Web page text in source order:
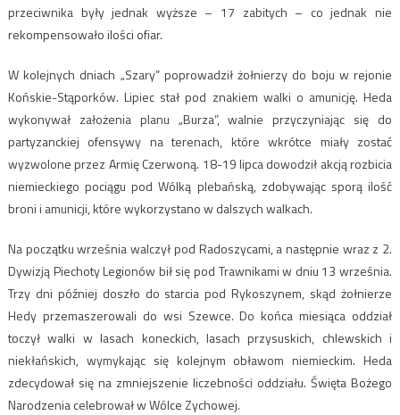
przeciwnika były jednak wyższe – 17 zabitych – co jednak nie
rekompensowało ilości ofiar.
W kolejnych dniach „Szary” poprowadził żołnierzy do boju w rejonie
Końskie-Stąporków. Lipiec stał pod znakiem walki o amunicję. Heda
wykonywał założenia planu „Burza”, walnie przyczyniając się do
partyzanckiej ofensywy na terenach, które wkrótce miały zostać
wyzwolone przez Armię Czerwoną. 18-19 lipca dowodził akcją rozbicia
niemieckiego pociągu pod Wólką plebańską, zdobywając sporą ilość
broni i amunicji, które wykorzystano w dalszych walkach.
Na początku września walczył pod Radoszycami, a następnie wraz z 2.
Dywizją Piechoty Legionów bił się pod Trawnikami w dniu 13 września.
Trzy dni później doszło do starcia pod Rykoszynem, skąd żołnierze
Hedy przemaszerowali do wsi Szewce. Do końca miesiąca oddział
toczył walki w lasach koneckich, lasach przysuskich, chlewskich i
niekłańskich, wymykając się kolejnym obławom niemieckim. Heda
zdecydował się na zmniejszenie liczebności oddziału. Święta Bożego
Narodzenia celebrował w Wólce Zychowej.